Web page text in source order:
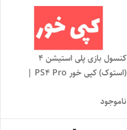
کنسول بازی پلی استیشن 4
(استوک) کپی خور PS4 Pro |
کامل
ناموجود